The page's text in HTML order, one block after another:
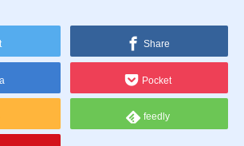
Share
Pocket
feedly